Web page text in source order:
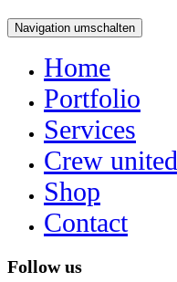
Navigation umschalten
Home
Portfolio
Services
Crew united
Shop
Contact
Follow us